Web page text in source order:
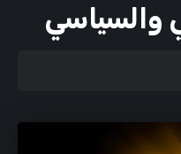
والسياسي